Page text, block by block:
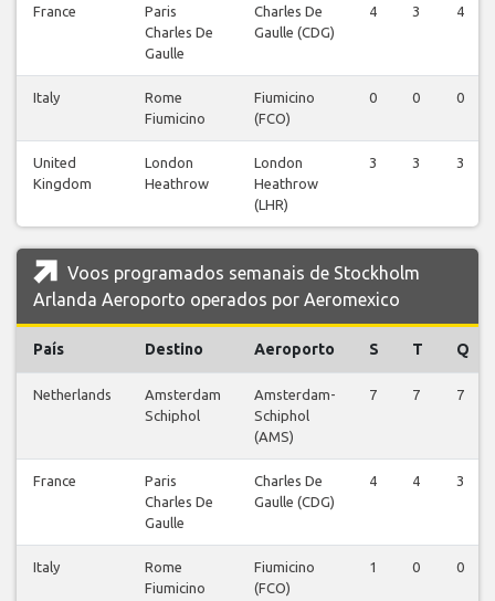
France
Paris
Charles De
Gaulle
Charles De
Gaulle (CDG)
4 3 4
Italy
Rome
Fiumicino
Fiumicino
(FCO)
0 0 0
United
Kingdom
London
Heathrow
London
Heathrow
(LHR)
3 3 3
Voos programados semanais de Stockholm
Arlanda Aeroporto operados por Aeromexico
País Destino Aeroporto S T Q
Netherlands
Amsterdam
Schiphol
Amsterdam-
Schiphol
(AMS)
7 7 7
France
Paris
Charles De
Gaulle
Charles De
Gaulle (CDG)
4 4 3
Italy
Rome
Fiumicino
Fiumicino
(FCO)
1 0 0